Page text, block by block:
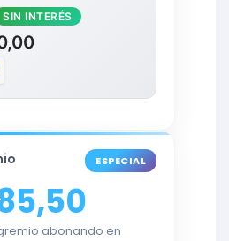
SIN INTERÉS
ESPECIAL
abonando en